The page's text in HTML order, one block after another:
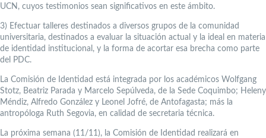
UCN, cuyos testimonios sean significativos en este ámbito.
3) Efectuar talleres destinados a diversos grupos de la comunidad
universitaria, destinados a evaluar la situación actual y la ideal en materia
de identidad institucional, y la forma de acortar esa brecha como parte
del PDC.
La Comisión de Identidad está integrada por los académicos Wolfgang
Stotz, Beatriz Parada y Marcelo Sepúlveda, de la Sede Coquimbo; Heleny
Méndiz, Alfredo González y Leonel Jofré, de Antofagasta; más la
antropóloga Ruth Segovia, en calidad de secretaria técnica.
La próxima semana (11/11), la Comisión de Identidad realizará en